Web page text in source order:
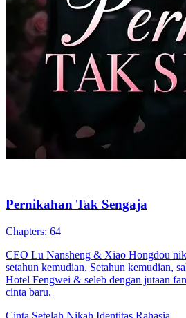
Nikah Kilat, Susah Lepas
luar biasa yang membuatnya menjalani
terpandang. Bersama-sama mereka
cinta mereka, Su Ning mengungkap
dan membawa para penjahat ke
aksi dan misteri ini akan membuat Anda